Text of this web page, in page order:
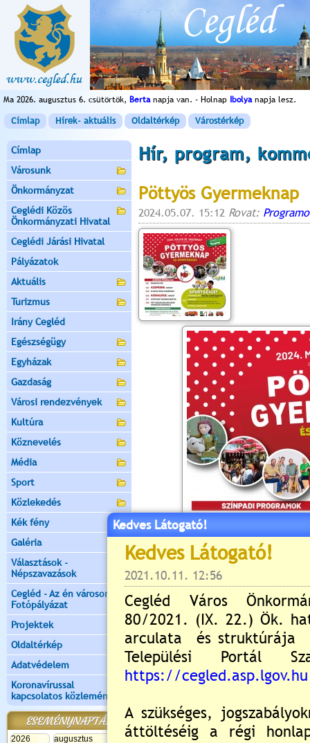
Ma 2026. augusztus 6. csütörtök, Bertanapja van. - Holnap Ibolyanapja lesz.
Címlap Hírek- aktuális Oldaltérkép Várostérkép
Címlap
Városunk
Önkormányzat
Ceglédi Közös
Önkormányzati Hivatal
Ceglédi Járási Hivatal
Pályázatok
Aktuális
Turizmus
Irány Cegléd
Egészségügy
Egyházak
Gazdaság
Városi rendezvények
Kultúra
Köznevelés
Média
Sport
Közlekedés
Kék fény
Galéria
Választások -
Népszavazások
Cegléd - Az én városom -
Fotópályázat
Projektek
Oldaltérkép
Adatvédelem
Koronavírussal
kapcsolatos közlemények
ESEMÉNYNAPTÁR
Hír, program,
Pöttyös Gyermeknap
2024.05.07. 15:12 Rovat:
Kedves Látogató!